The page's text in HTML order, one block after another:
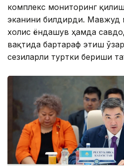
комплекс мониторинг
эканини билдирди. Мавжуд
холис ёндашув ҳамда
вақтида бартараф этиш
сезиларли туртки бериши